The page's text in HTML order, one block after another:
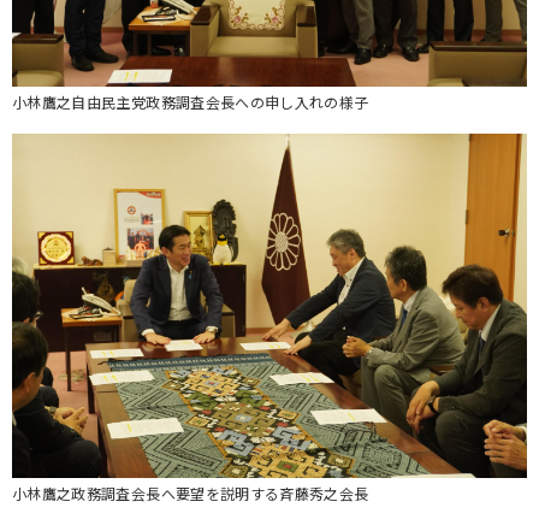
小林鷹之自由民主党政務調査会長への申し入れの様子
小林鷹之政務調査会長へ要望を説明する斉藤秀之会長